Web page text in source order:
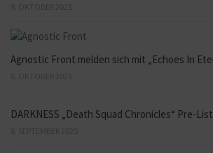
Agnostic Front melden sich mit „Echoes In
DARKNESS „Death Squad Chronicles“ Pre-